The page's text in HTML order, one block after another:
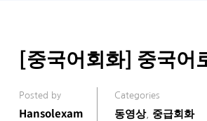
[중국어회화] 중국
Posted by
Hansolexam
Categories
동영상, 중급회화